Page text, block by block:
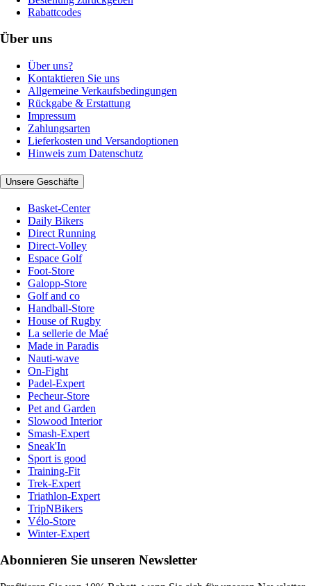
Rabattcodes
Über uns
Über uns?
Kontaktieren Sie uns
Allgemeine Verkaufsbedingungen
Rückgabe & Erstattung
Impressum
Zahlungsarten
Lieferkosten und Versandoptionen
Hinweis zum Datenschutz
Unsere Geschäfte
Basket-Center
Daily Bikers
Direct Running
Direct-Volley
Espace Golf
Foot-Store
Galopp-Store
Golf and co
Handball-Store
House of Rugby
La sellerie de Maé
Made in Paradis
Nauti-wave
On-Fight
Padel-Expert
Pecheur-Store
Pet and Garden
Slowood Interior
Smash-Expert
Sneak'In
Sport is good
Training-Fit
Trek-Expert
Triathlon-Expert
TripNBikers
Vélo-Store
Winter-Expert
Abonnieren Sie unseren Newsletter